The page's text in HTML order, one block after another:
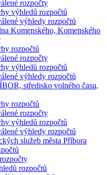
rozpočty
výhledů rozpočtů
výhledy rozpočtů
Komenského, Komenského
rozpočtů
rozpočty
výhledů rozpočtů
výhledy rozpočtů
středisko volného času,
rozpočtů
rozpočty
výhledů rozpočtů
výhledy rozpočtů
služeb města Příbora
rozpočtů